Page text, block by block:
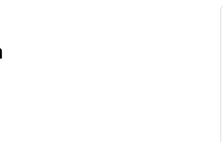
Uitwendige breedte (B),